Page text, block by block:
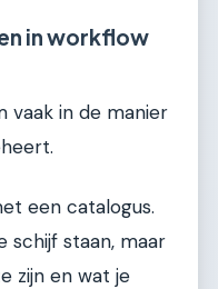
in workflow
vaak in de manier
een catalogus.
schijf staan, maar
zijn en wat je